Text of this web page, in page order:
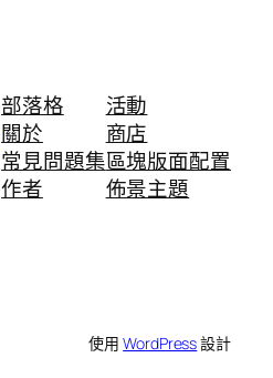
部落格
關於
常見問題集
作者
活動
商店
區塊版面配置
佈景主題
使用WordPress設計